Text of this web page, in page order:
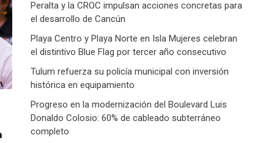
Peralta y la CROC impulsan acciones concretas para
el desarrollo de Cancún
Playa Centro y Playa Norte en Isla Mujeres celebran
el distintivo Blue Flag por tercer año consecutivo
Tulum refuerza su policía municipal con inversión
histórica en equipamiento
Progreso en la modernización del Boulevard Luis
Donaldo Colosio: 60% de cableado subterráneo
completo